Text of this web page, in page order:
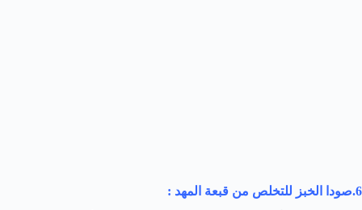
6.صودا الخبز للتخلص من قبعة المهد :